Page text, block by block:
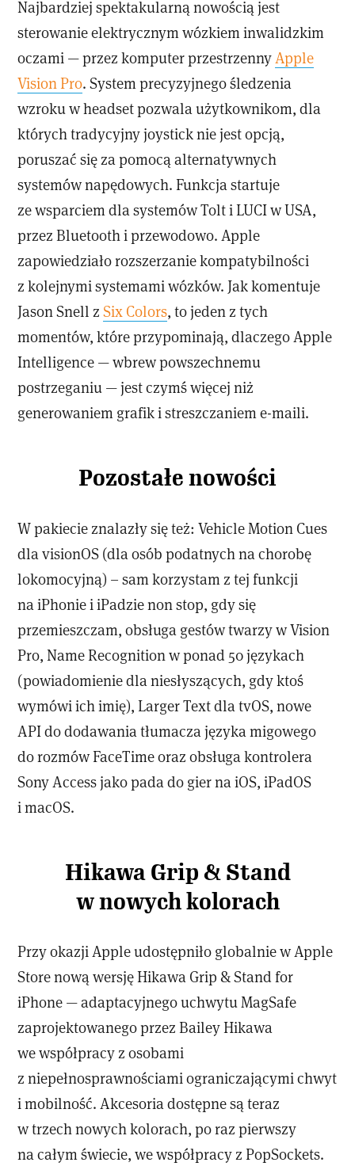
Najbardziej spektakularną nowością jest
sterowanie elektrycznym wózkiem inwalidzkim
oczami — przez komputer przestrzenny Apple
Vision Pro. System precyzyjnego śledzenia
wzroku w headset pozwala użytkownikom, dla
których tradycyjny joystick nie jest opcją,
poruszać się za pomocą alternatywnych
systemów napędowych. Funkcja startuje
ze wsparciem dla systemów Tolt i LUCI w USA,
przez Bluetooth i przewodowo. Apple
zapowiedziało rozszerzanie kompatybilności
z kolejnymi systemami wózków. Jak komentuje
Jason Snell zSix Colors, to jeden z tych
momentów, które przypominają, dlaczego Apple
Intelligence — wbrew powszechnemu
postrzeganiu — jest czymś więcej niż
generowaniem grafik i streszczaniem e-maili.
Pozostałe nowości
W pakiecie znalazły się też: Vehicle Motion Cues
dla visionOS (dla osób podatnych na chorobę
lokomocyjną) – sam korzystam z tej funkcji
na iPhonie i iPadzie non stop, gdy się
przemieszczam, obsługa gestów twarzy w Vision
Pro, Name Recognition w ponad 50 językach
(powiadomienie dla niesłyszących, gdy ktoś
wymówi ich imię), Larger Text dla tvOS, nowe
API do dodawania tłumacza języka migowego
do rozmów FaceTime oraz obsługa kontrolera
Sony Access jako pada do gier na iOS, iPadOS
i macOS.
Hikawa Grip & Stand
w nowych kolorach
Przy okazji Apple udostępniło globalnie w Apple
Store nową wersję Hikawa Grip & Stand for
iPhone — adaptacyjnego uchwytu MagSafe
zaprojektowanego przez Bailey Hikawa
we współpracy z osobami
z niepełnosprawnościami ograniczającymi chwyt
i mobilność. Akcesoria dostępne są teraz
w trzech nowych kolorach, po raz pierwszy
na całym świecie, we współpracy z PopSockets.